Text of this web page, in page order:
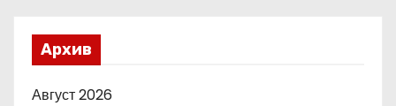
Архив
Август 2026